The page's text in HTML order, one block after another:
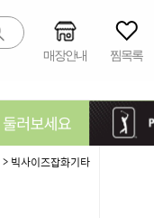
매장안내 찜목록
> 빅사이즈잡화기타